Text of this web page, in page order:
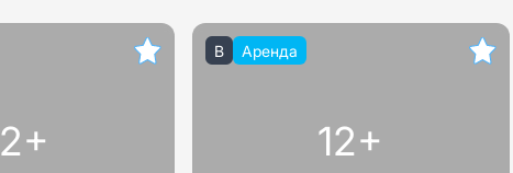
B Аренда
12+